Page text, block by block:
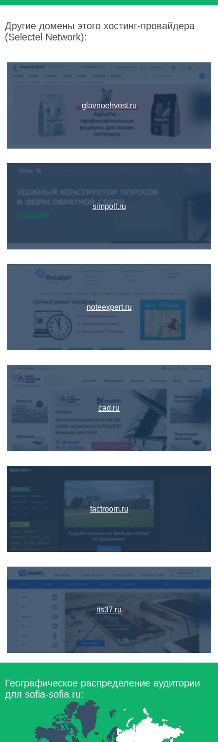
Другие домены этого хостинг-провайдера
(Selectel Network):
glavnoehvost.ru
simpoll.ru
noteexpert.ru
cad.ru
factroom.ru
its37.ru
Географическое распределение аудитории
для sofia-sofia.ru: